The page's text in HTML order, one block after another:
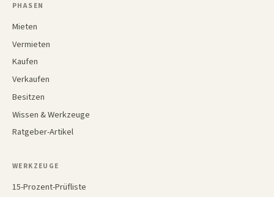
PHASEN
Mieten
Vermieten
Kaufen
Verkaufen
Besitzen
Wissen & Werkzeuge
Ratgeber-Artikel
WERKZEUGE
15-Prozent-Prüfliste